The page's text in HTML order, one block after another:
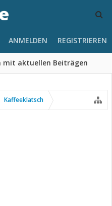
mit aktuellen Beiträgen
ANMELDEN REGISTRIEREN
Kaffeeklatsch